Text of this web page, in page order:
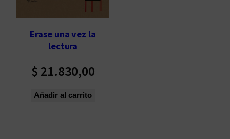
Erase una vez la
lectura
$ 21.830,00
Añadir al carrito